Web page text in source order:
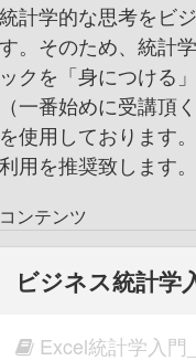
統計学的な思考をビ
す。そのため、統計
ックを「身につける
（一番始めに受講頂
を使用しております
利用を推奨致します。
コンテンツ
ビジネス統計
Excel統計学入